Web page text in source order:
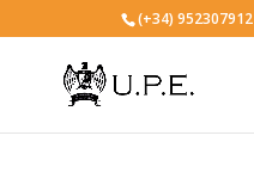
(+34) 952307912